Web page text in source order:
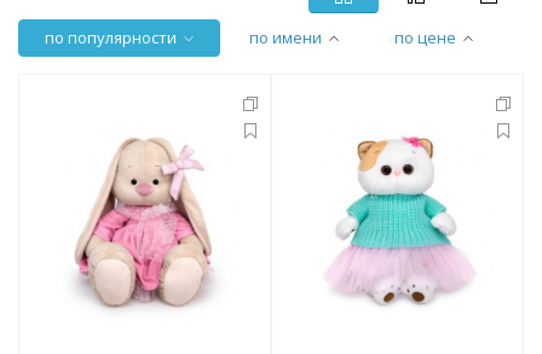
по популярности по имени по цене